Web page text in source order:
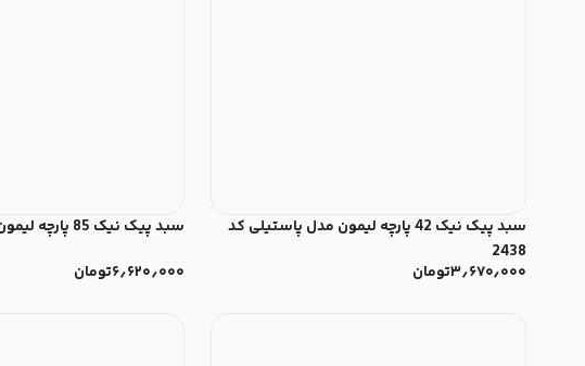
سبد پیک نیک 42 پارچه لیمون مدل پاستیلی کد
2438
۳٫۶۷۰٫۰۰۰تومان
سبد پیک نیک 85 پارچه لیمون مدل لبخند کد 896
۶٫۶۲۰٫۰۰۰تومان